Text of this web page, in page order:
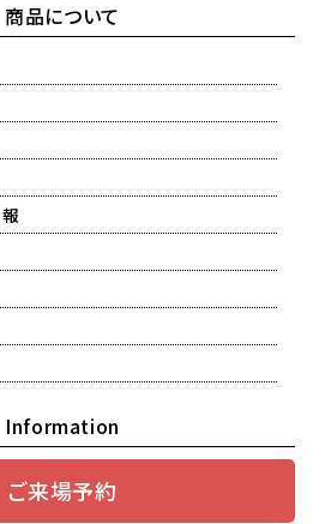
商品について
Information
ご来場予約